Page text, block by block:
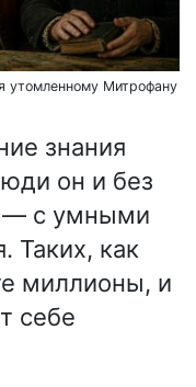
утомленному Митрофану
знания
он и без
— с умными
Таких, как
миллионы, и
себе